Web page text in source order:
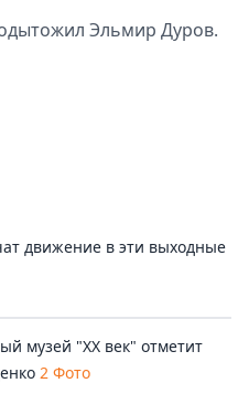
Эльмир Дуров.
движение в эти выходные
музей "ХХ век" отметит
2 Фото